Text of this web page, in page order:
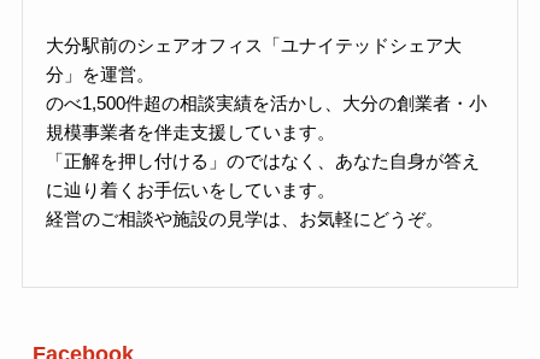
大分駅前のシェアオフィス「ユナイテッドシェア大
分」を運営。
のべ1,500件超の相談実績を活かし、大分の創業者・小
規模事業者を伴走支援しています。
「正解を押し付ける」のではなく、あなた自身が答え
に辿り着くお手伝いをしています。
経営のご相談や施設の見学は、お気軽にどうぞ。
Facebook